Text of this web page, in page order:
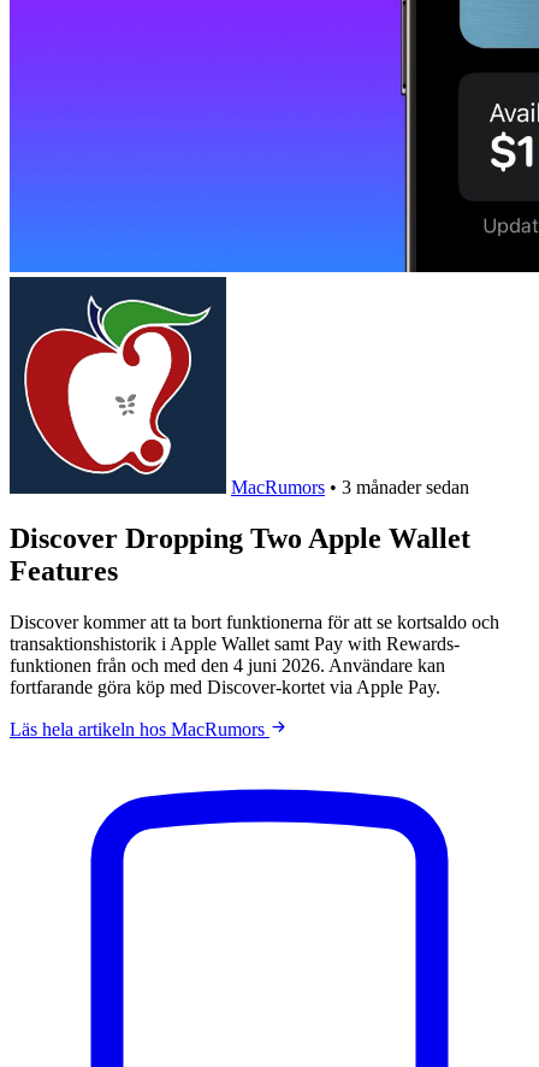
MacRumors • 3 månader sedan
Discover Dropping Two Apple Wallet
Features
Discover kommer att ta bort funktionerna för att se kortsaldo och
transaktionshistorik i Apple Wallet samt Pay with Rewards-
funktionen från och med den 4 juni 2026. Användare kan
fortfarande göra köp med Discover-kortet via Apple Pay.
Läs hela artikeln hos MacRumors